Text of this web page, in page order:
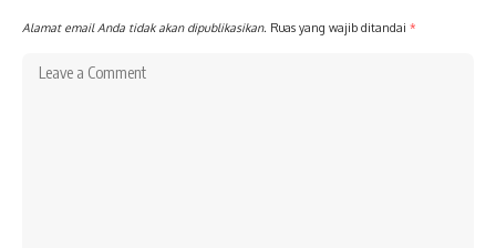
Alamat email Anda tidak akan dipublikasikan. Ruas yang wajib ditandai *